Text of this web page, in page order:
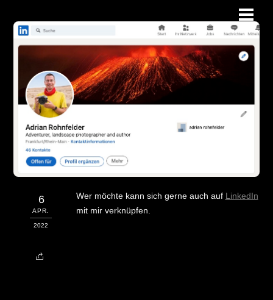
content
6
APR.
2022
Wer möchte kann sich gerne auch auf LinkedIn
mit mir verknüpfen.